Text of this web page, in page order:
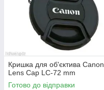
Кришка для об'єктива Canon
Lens Cap LC-72 mm
Готово до відправки